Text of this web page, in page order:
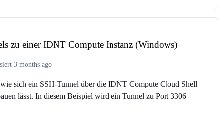
zu einer IDNT Compute Instanz (Windows)
3 months ago
sich ein SSH-Tunnel über die IDNT Compute Cloud Shell
lässt. In diesem Beispiel wird ein Tunnel zu Port 3306